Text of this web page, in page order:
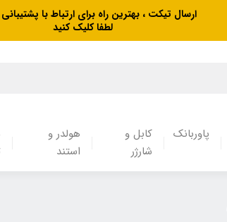
ارسال تیکت ، بهترین راه برای ارتباط با
لطفا کلیک کنید
پاوربانک
کابل و
شارژر
هولدر و
استند